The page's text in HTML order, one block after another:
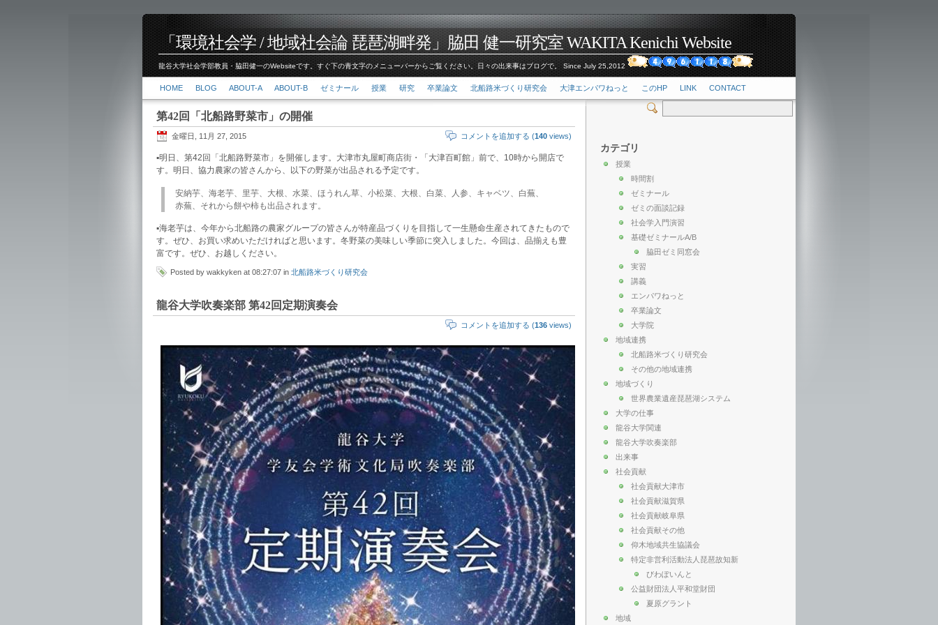
「環境社会学 / 地域社会論 琵琶湖畔発」脇田 健一研究室 WAKITA Kenichi Website
龍谷大学社会学部教員・脇田健一のWebsiteです。すぐ下の青文字のメニューバーからご覧ください。日々の出来事はブログで。 Since July 25,2012
HOME BLOG ABOUT-A ABOUT-B ゼミナール 授業 研究 卒業論文 北船路米づくり研究会 大津エンパワねっと このHP LINK CONTACT
第42回「北船路野菜市」の開催
金曜日, 11月 27, 2015 コメントを追加する (140 views)
▪︎明日、第42回「北船路野菜市」を開催します。大津市丸屋町商店街・「大津百町館」前で、10時から開店で
す。明日、協力農家の皆さんから、以下の野菜が出品される予定です。
安納芋、海老芋、里芋、大根、水菜、ほうれん草、小松菜、大根、白菜、人参、キャベツ、白蕪、
赤蕪、それから餅や柿も出品されます。
▪︎海老芋は、今年から北船路の農家グループの皆さんが特産品づくりを目指して一生懸命生産されてきたもので
す。ぜひ、お買い求めいただければと思います。冬野菜の美味しい季節に突入しました。今回は、品揃えも豊
富です。ぜひ、お越しください。
Posted by wakkyken at 08:27:07 in 北船路米づくり研究会
龍谷大学吹奏楽部 第42回定期演奏会
コメントを追加する (136 views)
カテゴリ
授業
時間割
ゼミナール
ゼミの面談記録
社会学入門演習
基礎ゼミナールA/B
脇田ゼミ同窓会
実習
講義
エンパワねっと
卒業論文
大学院
地域連携
北船路米づくり研究会
その他の地域連携
地域づくり
世界農業遺産琵琶湖システム
大学の仕事
龍谷大学関連
龍谷大学吹奏楽部
出来事
社会貢献
社会貢献大津市
社会貢献滋賀県
社会貢献岐阜県
社会貢献その他
仰木地域共生協議会
特定非営利活動法人琵琶故知新
びわぽいんと
公益財団法人平和堂財団
夏原グラント
地域